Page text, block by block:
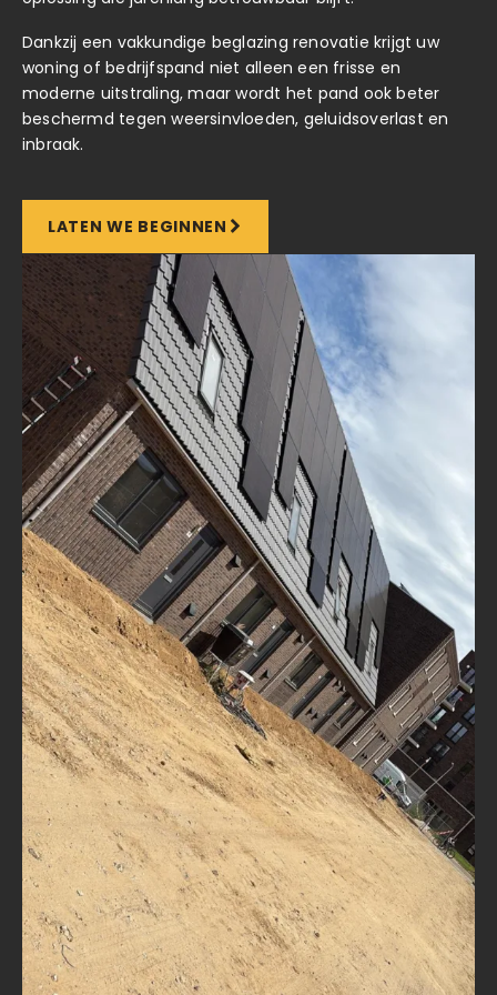
Dankzij een vakkundige beglazing renovatie krijgt uw
woning of bedrijfspand niet alleen een frisse en
moderne uitstraling, maar wordt het pand ook beter
beschermd tegen weersinvloeden, geluidsoverlast en
inbraak.
LATEN WE BEGINNEN